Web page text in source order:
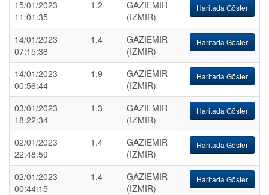
15/01/2023
11:01:35
1.2
GAZIEMIR
(IZMIR)
Haritada Göster
14/01/2023
07:15:38
1.4
GAZIEMIR
(IZMIR)
Haritada Göster
14/01/2023
00:56:44
1.9
GAZIEMIR
(IZMIR)
Haritada Göster
03/01/2023
18:22:34
1.3
GAZIEMIR
(IZMIR)
Haritada Göster
02/01/2023
22:48:59
1.4
GAZIEMIR
(IZMIR)
Haritada Göster
02/01/2023
00:44:15
1.4
GAZIEMIR
(IZMIR)
Haritada Göster